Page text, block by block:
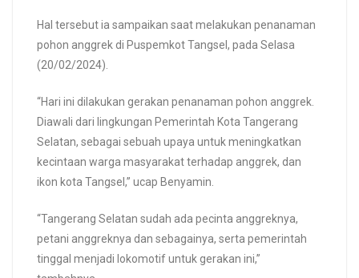
Hal tersebut ia sampaikan saat melakukan penanaman
pohon anggrek di Puspemkot Tangsel, pada Selasa
(20/02/2024).
“Hari ini dilakukan gerakan penanaman pohon anggrek.
Diawali dari lingkungan Pemerintah Kota Tangerang
Selatan, sebagai sebuah upaya untuk meningkatkan
kecintaan warga masyarakat terhadap anggrek, dan
ikon kota Tangsel,” ucap Benyamin.
“Tangerang Selatan sudah ada pecinta anggreknya,
petani anggreknya dan sebagainya, serta pemerintah
tinggal menjadi lokomotif untuk gerakan ini,”